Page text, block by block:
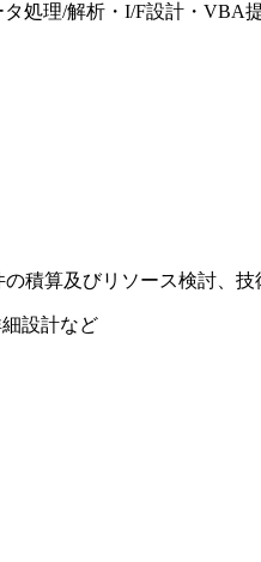
処理/解析・I/F設計・
積算及びリソース検討、
設計など